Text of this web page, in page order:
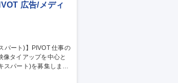
広告/メディ
タイアップを中心と
スパート)を募集します
外制作陣との連携・調